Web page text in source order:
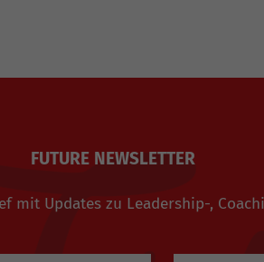
FUTURE NEWSLETTER
mit Updates zu Leadership-,